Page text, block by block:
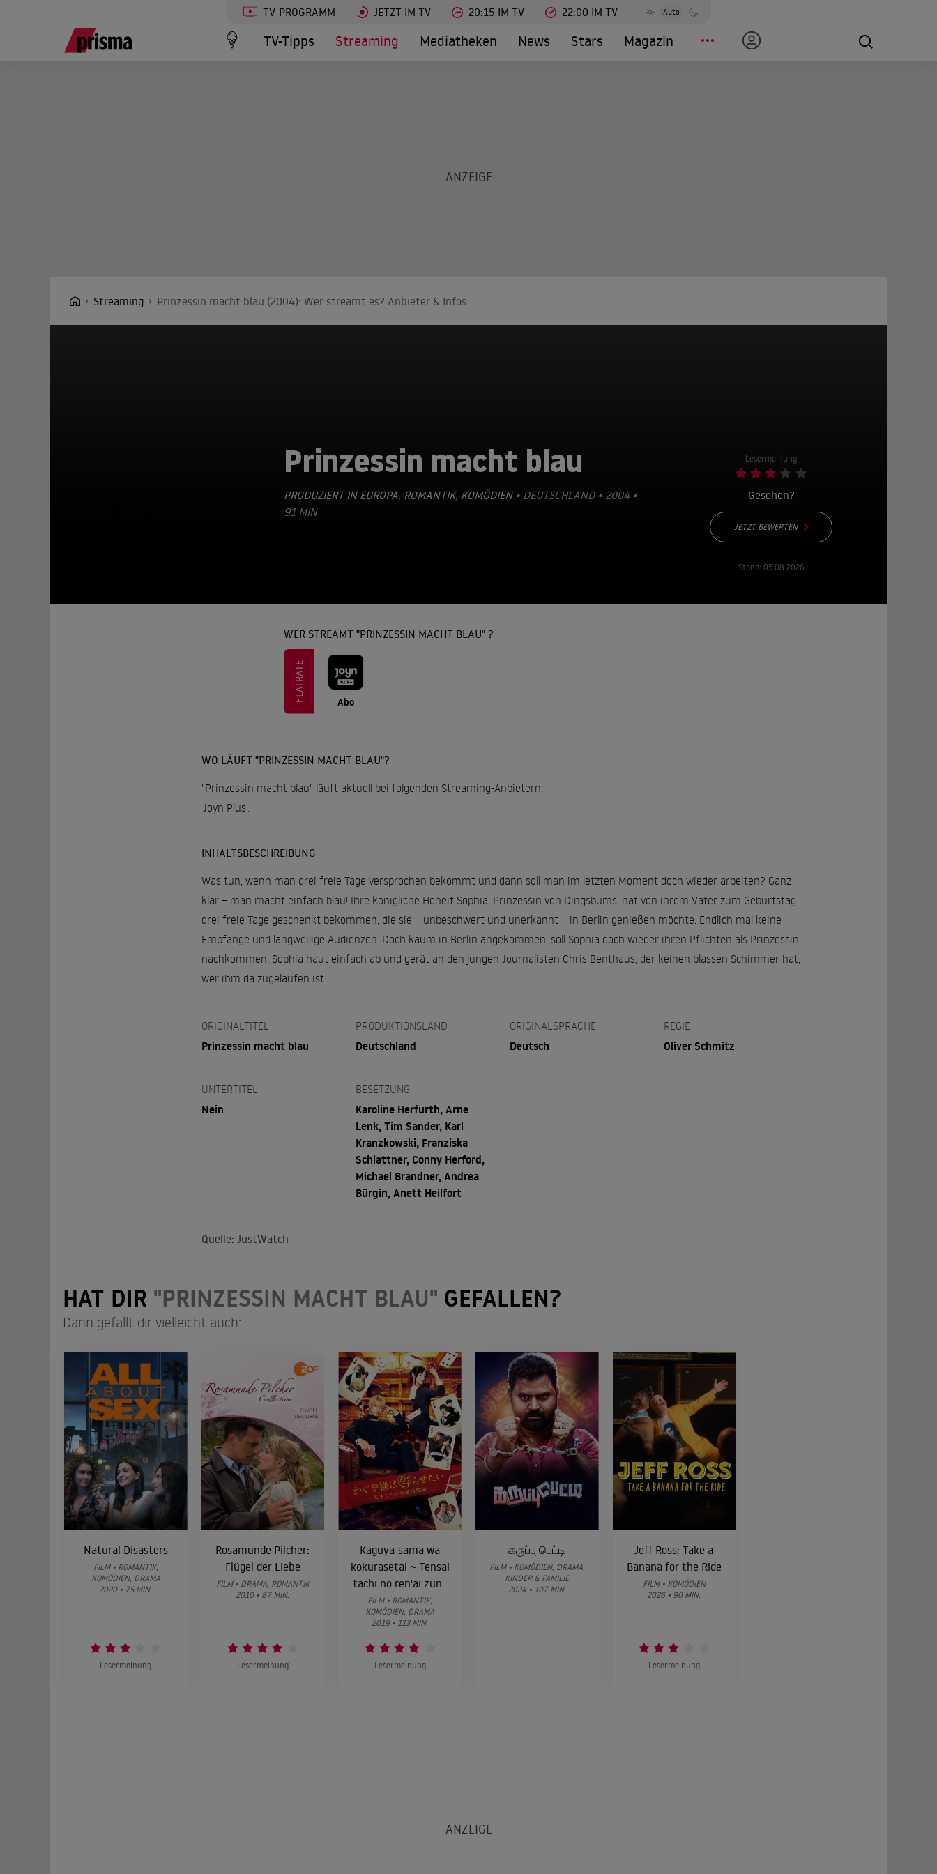
TV-PROGRAMM JETZT IM TV 20:15 IM TV 22:00 IM TV Auto
TV-Tipps Streaming Mediatheken News Stars Magazin
Streaming Prinzessin macht blau (2004): Wer streamt es? Anbieter & Infos
Prinzessin macht blau
PRODUZIERT IN EUROPA, ROMANTIK, KOMÖDIEN• DEUTSCHLAND • 2004 •
91 MIN
Lesermeinung
Gesehen?
JETZT BEWERTEN
Stand: 05.08.2026
WER STREAMT "PRINZESSIN MACHT BLAU" ?
FLATRATE Abo
WO LÄUFT "PRINZESSIN MACHT BLAU"?
"Prinzessin macht blau" läuft aktuell bei folgenden Streaming-Anbietern:
Joyn Plus
INHALTSBESCHREIBUNG
Was tun, wenn man drei freie Tage versprochen bekommt und dann soll man im letzten Moment doch wieder arbeiten? Ganz
klar – man macht einfach blau! Ihre königliche Hoheit Sophia, Prinzessin von Dingsbums, hat von ihrem Vater zum Geburtstag
drei freie Tage geschenkt bekommen, die sie – unbeschwert und unerkannt – in Berlin genießen möchte. Endlich mal keine
Empfänge und langweilige Audienzen. Doch kaum in Berlin angekommen, soll Sophia doch wieder ihren Pflichten als Prinzessin
nachkommen. Sophia haut einfach ab und gerät an den jungen Journalisten Chris Benthaus, der keinen blassen Schimmer hat,
wer ihm da zugelaufen ist…
ORIGINALTITEL
Prinzessin macht blau
PRODUKTIONSLAND
Deutschland
ORIGINALSPRACHE
Deutsch
REGIE
Oliver Schmitz
UNTERTITEL
Nein
BESETZUNG
Karoline Herfurth, Arne
Lenk, Tim Sander, Karl
Kranzkowski, Franziska
Schlattner, Conny Herford,
Michael Brandner, Andrea
Bürgin, Anett Heilfort
Quelle: JustWatch
HAT DIR "PRINZESSIN MACHT BLAU" GEFALLEN?
Dann gefällt dir vielleicht auch:
Natural Disasters
FILM • ROMANTIK,
KOMÖDIEN, DRAMA
2020 • 75 MIN.
Lesermeinung
Rosamunde Pilcher:
Flügel der Liebe
FILM • DRAMA, ROMANTIK
2010 • 87 MIN.
Lesermeinung
Kaguya-sama wa
kokurasetai ~ Tensai
tachi no ren'ai zunô
sen ~
FILM • ROMANTIK,
KOMÖDIEN, DRAMA
2019 • 113 MIN.
Lesermeinung
கருப்பு பெட்டி
FILM • KOMÖDIEN, DRAMA,
KINDER & FAMILIE
2024 • 107 MIN.
Jeff Ross: Take a
Banana for the Ride
FILM • KOMÖDIEN
2026 • 90 MIN.
Lesermeinung